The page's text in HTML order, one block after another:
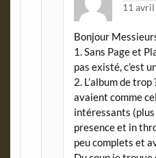
11
Bonjour
1. Sans Page et
pas existé, c’est
2. L’album de
avaient comme
intéressants
presence et in
peu complets et